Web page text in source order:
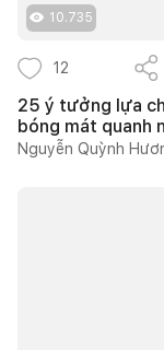
10.735
12
25 ý tưởng lựa
bóng mát quanh
Nguyễn Quỳnh